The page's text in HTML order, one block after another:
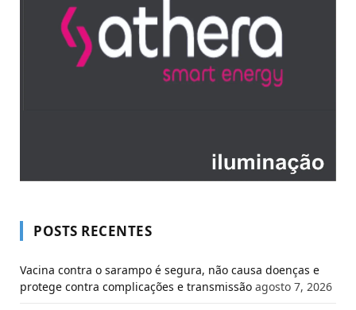
POSTS RECENTES
Vacina contra o sarampo é segura, não causa doenças e
protege contra complicações e transmissão agosto 7, 2026